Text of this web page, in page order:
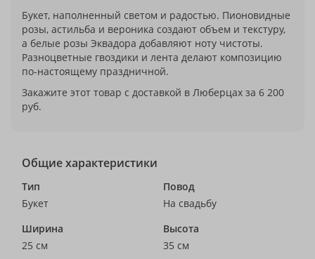
Букет, наполненный светом и радостью. Пионовидные
розы, астильба и вероника создают объем и текстуру,
а белые розы Эквадора добавляют ноту чистоты.
Разноцветные гвоздики и лента делают композицию
по-настоящему праздничной.
Закажите этот товар с доставкой в Люберцах за 6 200
руб.
Общие характеристики
Тип
Букет
Повод
На свадьбу
Ширина
25 см
Высота
35 см